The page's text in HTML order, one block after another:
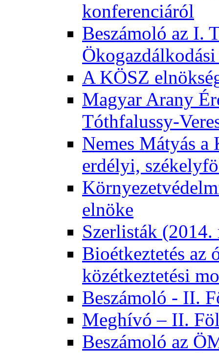
konferenciáról
Beszámoló az I.
A KÖSZ
Magyar Arany
Tóthfalussy-
Nemes Mátyás a
erdélyi,
elnöke
Szerlisták (2014.
Bioétkeztetés az
közétkeztetési
Beszámoló - II.
Meghívó – II.
Beszámoló az